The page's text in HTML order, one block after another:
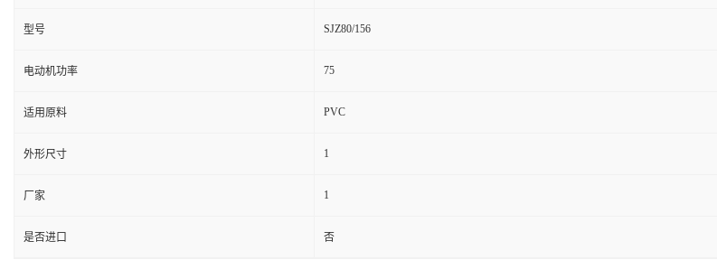
型号 SJZ80/156
电动机功率 75
适用原料 PVC
外形尺寸 1
厂家 1
是否进口 否